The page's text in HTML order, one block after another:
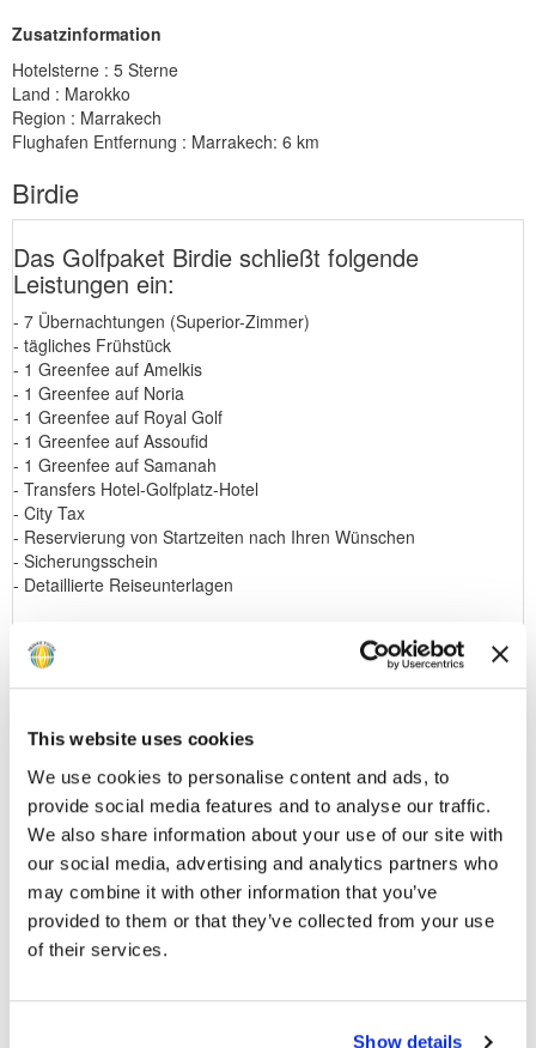
This website uses cookies
We use cookies to personalise content and ads, to
provide social media features and to analyse our traffic.
We also share information about your use of our site with
our social media, advertising and analytics partners who
may combine it with other information that you’ve
provided to them or that they’ve collected from your use
of their services.
Show details
Zusatzinformation
Hotelsterne : 5 Sterne
Land : Marokko
Region : Marrakech
Flughafen Entfernung : Marrakech: 6 km
Birdie
Das Golfpaket Birdie schließt folgende
Leistungen ein:
- 7 Übernachtungen (Superior-Zimmer)
- tägliches Frühstück
- 1 Greenfee auf Amelkis
- 1 Greenfee auf Noria
- 1 Greenfee auf Royal Golf
- 1 Greenfee auf Assoufid
- 1 Greenfee auf Samanah
- Transfers Hotel-Golfplatz-Hotel
- City Tax
- Reservierung von Startzeiten nach Ihren Wünschen
- Sicherungsschein
- Detaillierte Reiseunterlagen
Flüge, Mietwagen bzw. Transfers mit.
zahlreichen Möglichkeiten ist, Ihren Golfurlaub zu gestalten.
Selbstverständlich können Sie bei uns auch ein Angebot mit
veränderter Aufenthaltsdauer, Greenfeeanzahl, Zimmerkategorie
usw. anfragen.
Birdie Doppelzimmer (pro Person)
Einzelzimmer
Saisonzeiten
Golfpaket Verlängerungstag Golfpaket
24.01.24 - 09.02.24
1.429 € 123 €
2.159 €
01.06.24 - 14.06.24
1.429 € 123 € 2.159 €